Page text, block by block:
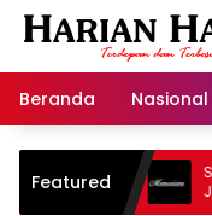
Langsung
Beranda
Nasional
Featured
Selamat
Jalan